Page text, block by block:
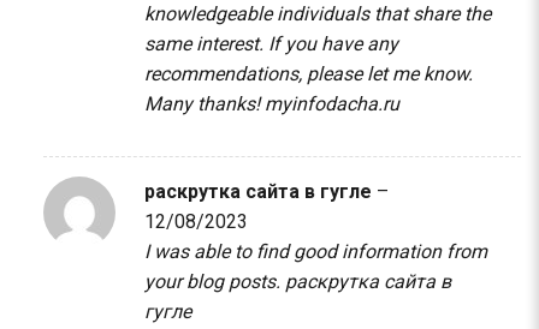
knowledgeable individuals that share the
same interest. If you have any
recommendations, please let me know.
Many thanks!myinfodacha.ru
раскрутка сайта в гугле –
12/08/2023
I was able to find good information from
your blog posts. раскрутка сайта в
гугле